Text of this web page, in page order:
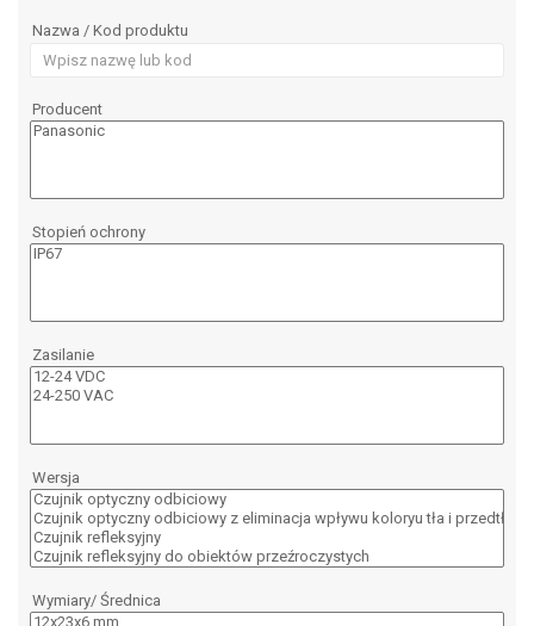
Nazwa / Kod produktu
Producent
Stopień ochrony
Zasilanie
Wersja
Wymiary/ Średnica